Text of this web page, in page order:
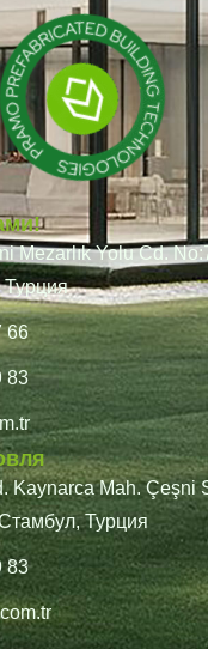
Mezarlık Yolu Cd.
66
83
Kaynarca Mah. Çeşni
Турция
83